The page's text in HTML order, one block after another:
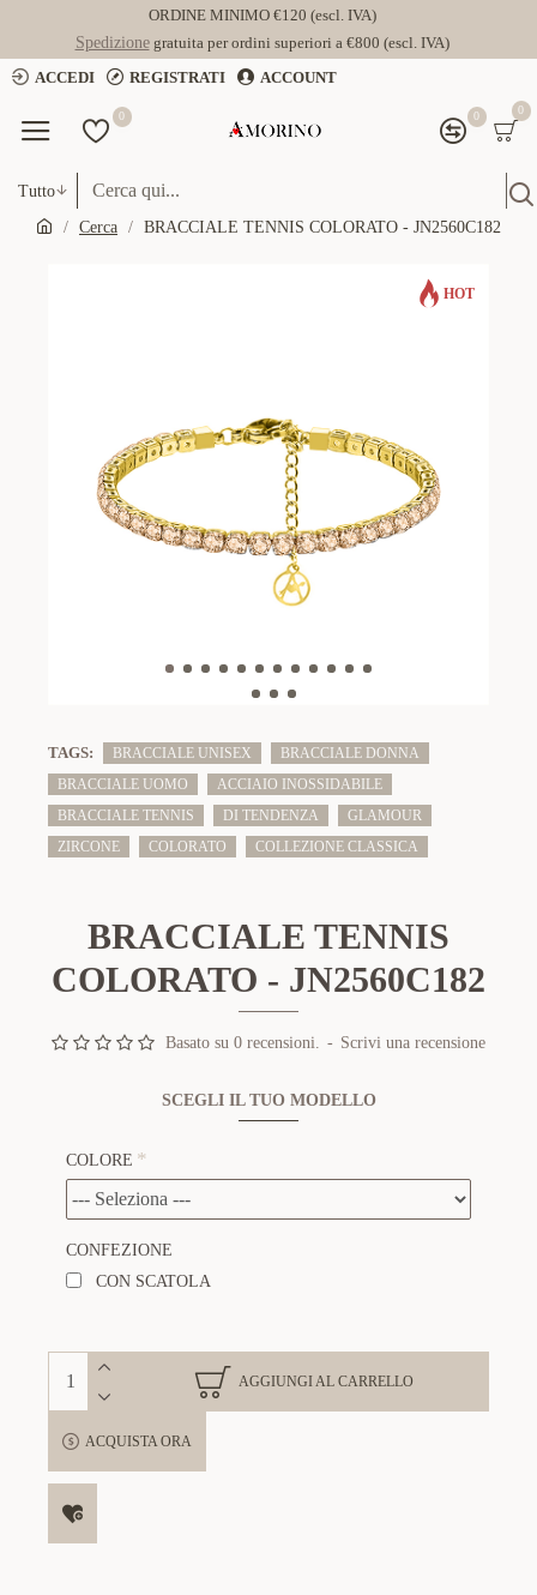
ORDINE MINIMO €120 (escl. IVA)
Spedizionegratuita per ordini superiori a €800 (escl. IVA)
ACCEDI
REGISTRATI ACCOUNT
0 0 0
Tutto
Cerca BRACCIALE TENNIS COLORATO - JN2560C182
HOT
TAGS: BRACCIALE UNISEX
BRACCIALE DONNA
BRACCIALE UOMO
ACCIAIO INOSSIDABILE
BRACCIALE TENNIS
DI TENDENZA
GLAMOUR
ZIRCONE
COLORATO COLLEZIONE CLASSICA
BRACCIALE TENNIS
COLORATO - JN2560C182
Basato su 0 recensioni. - Scrivi una recensione
SCEGLI IL TUO MODELLO
COLORE
CONFEZIONE
CON SCATOLA
AGGIUNGI AL CARRELLO
ACQUISTA ORA